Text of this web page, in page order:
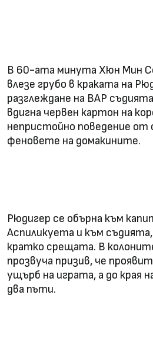
В 60-ата минута Хюн Мин
влезе грубо в краката на
разглеждане на ВАР
вдигна червен картон на
непристойно поведение от
феновете на домакините.
Рюдигер се обърна към
Аспиликуета и към
кратко срещата. В
прозвуча призив, че
ущърб на играта, а до края
два пъти.